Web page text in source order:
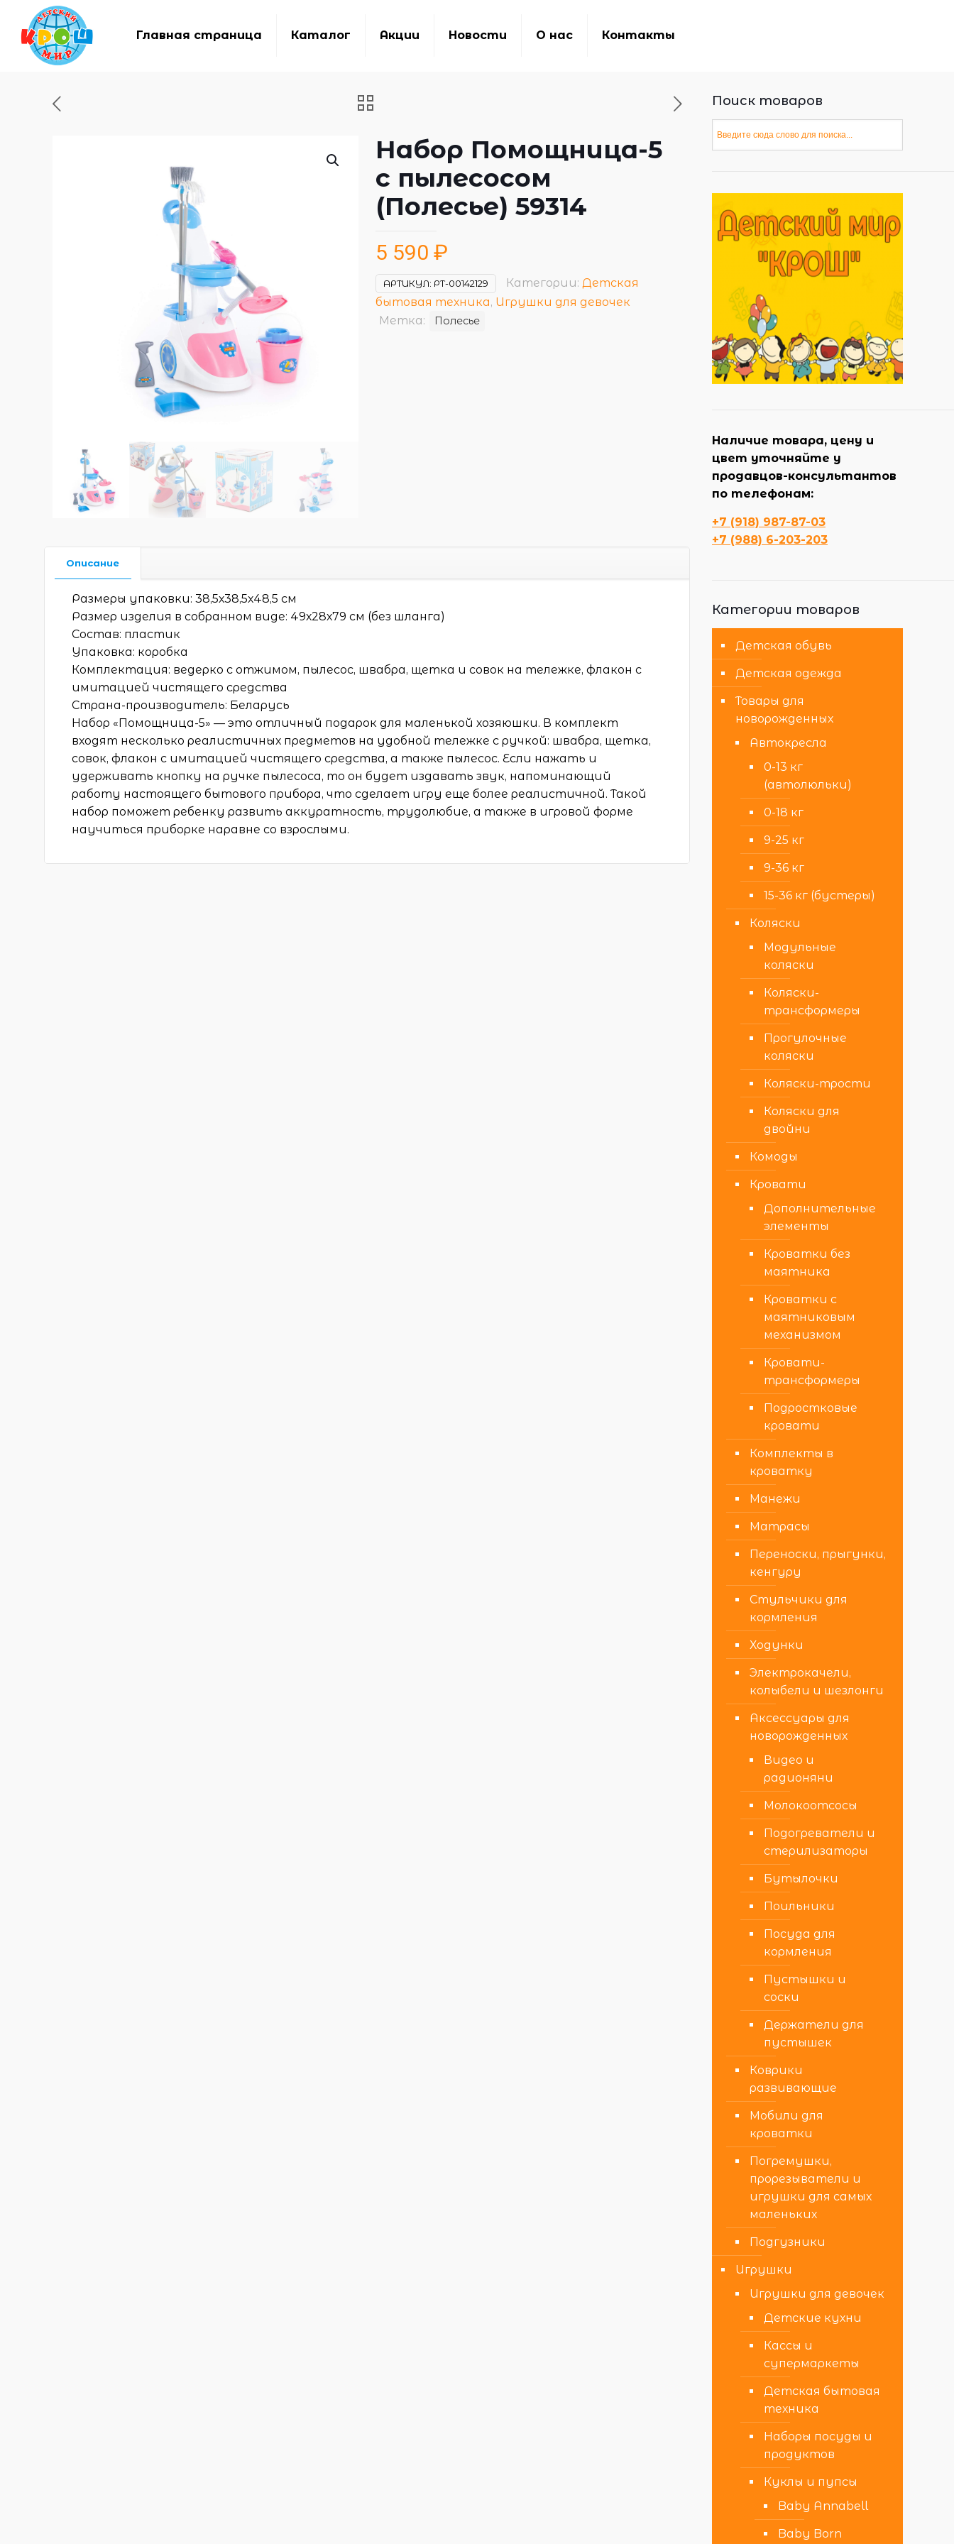
Главная страница Каталог Акции Новости О нас Контакты
Набор Помощница-5
с пылесосом
(Полесье) 59314
5 590 ₽
АРТИКУЛ: РТ-00142129 Категории: Детская
бытовая техника, Игрушки для девочек
Метка:
Полесье
Описание
Размеры упаковки: 38,5х38,5х48,5 см
Размер изделия в собранном виде: 49х28х79 см (без шланга)
Состав: пластик
Упаковка: коробка
Комплектация: ведерко с отжимом, пылесос, швабра, щетка и совок на тележке, флакон с
имитацией чистящего средства
Страна-производитель: Беларусь
Набор «Помощница-5» — это отличный подарок для маленькой хозяюшки. В комплект
входят несколько реалистичных предметов на удобной тележке с ручкой: швабра, щетка,
совок, флакон с имитацией чистящего средства, а также пылесос. Если нажать и
удерживать кнопку на ручке пылесоса, то он будет издавать звук, напоминающий
работу настоящего бытового прибора, что сделает игру еще более реалистичной. Такой
набор поможет ребенку развить аккуратность, трудолюбие, а также в игровой форме
научиться приборке наравне со взрослыми.
Поиск товаров
Наличие товара, цену и
цвет уточняйте у
продавцов-консультантов
по телефонам:
+7 (918) 987-87-03
+7 (988) 6-203-203
Категории товаров
Детская обувь
Детская одежда
Товары для
новорожденных
Автокресла
0-13 кг
(автолюльки)
0-18 кг
9-25 кг
9-36 кг
15-36 кг (бустеры)
Коляски
Модульные
коляски
Коляски-
трансформеры
Прогулочные
коляски
Коляски-трости
Коляски для
двойни
Комоды
Кровати
Дополнительные
элементы
Кроватки без
маятника
Кроватки с
маятниковым
механизмом
Кровати-
трансформеры
Подростковые
кровати
Комплекты в
кроватку
Манежи
Матрасы
Переноски, прыгунки,
кенгуру
Стульчики для
кормления
Ходунки
Электрокачели,
колыбели и шезлонги
Аксессуары для
новорожденных
Видео и
радионяни
Молокоотсосы
Подогреватели и
стерилизаторы
Бутылочки
Поильники
Посуда для
кормления
Пустышки и
соски
Держатели для
пустышек
Коврики
развивающие
Мобили для
кроватки
Погремушки,
прорезыватели и
игрушки для самых
маленьких
Подгузники
Игрушки
Игрушки для девочек
Детские кухни
Кассы и
супермаркеты
Детская бытовая
техника
Наборы посуды и
продуктов
Куклы и пупсы
Baby Annabell
Baby Born